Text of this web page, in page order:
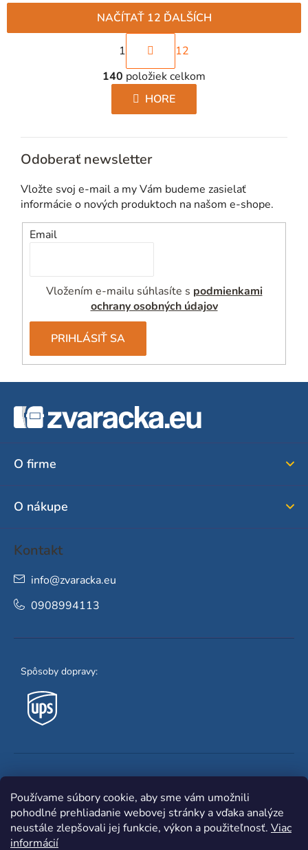
Používame súbory cookie, aby sme vám umožnili
pohodlné prehliadanie webovej stránky a vďaka analýze
neustále zlepšovali jej funkcie, výkon a použiteľnosť. Viac
informácií
O
v
l
á
e
p
v
y
v
ý
s
u
NAČÍTAŤ 12 ĎALŠÍCH
r
á
n
o
n
i
e
1
12
140 položiek celkom
HORE
Odoberať newsletter
Vložte svoj e-mail a my Vám budeme zasielať
informácie o nových produktoch na našom e-shope.
Email
Vložením e-mailu súhlasíte s podmienkami
ochrany osobných údajov
PRIHLÁSIŤ SA
O firme
O nákupe
Kontakt
info@zvaracka.eu
0908994113
Spôsoby dopravy: